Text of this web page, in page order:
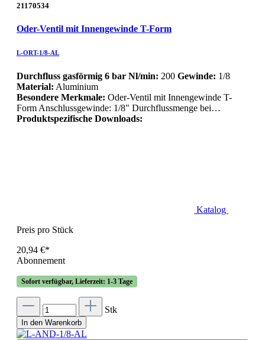
21170534
Oder-Ventil mit Innengewinde T-Form
L-ORT-1/8-AL
Durchfluss gasförmig 6 bar Nl/min: 200 Gewinde: 1/8
Material: Aluminium
Besondere Merkmale: Oder-Ventil mit Innengewinde T-
Form Anschlussgewinde: 1/8" Durchflussmenge bei…
Produktspezifische Downloads:
Katalog
Preis pro Stück
20,94 €*
Abonnement
Sofort verfügbar, Lieferzeit: 1-3 Tage
Stk
In den Warenkorb